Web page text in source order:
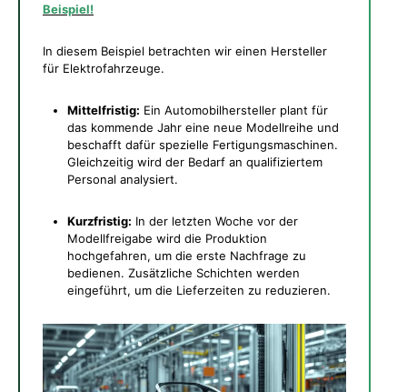
Beispiel!
In diesem Beispiel betrachten wir einen Hersteller
für Elektrofahrzeuge.
Mittelfristig: Ein Automobilhersteller plant für
das kommende Jahr eine neue Modellreihe und
beschafft dafür spezielle Fertigungsmaschinen.
Gleichzeitig wird der Bedarf an qualifiziertem
Personal analysiert.
Kurzfristig: In der letzten Woche vor der
Modellfreigabe wird die Produktion
hochgefahren, um die erste Nachfrage zu
bedienen. Zusätzliche Schichten werden
eingeführt, um die Lieferzeiten zu reduzieren.